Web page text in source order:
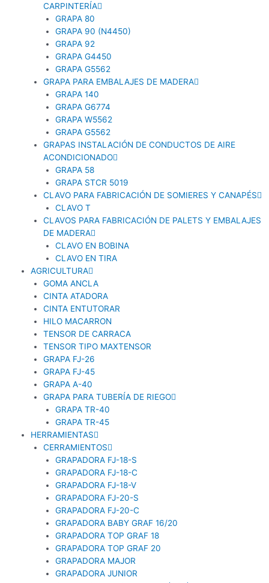
CARPINTERÍA
GRAPA 80
GRAPA 90 (N4450)
GRAPA 92
GRAPA G4450
GRAPA G5562
GRAPA PARA EMBALAJES DE MADERA
GRAPA 140
GRAPA G6774
GRAPA W5562
GRAPA G5562
GRAPAS INSTALACIÓN DE CONDUCTOS DE AIRE
ACONDICIONADO
GRAPA 58
GRAPA STCR 5019
CLAVO PARA FABRICACIÓN DE SOMIERES Y CANAPÉS
CLAVO T
CLAVOS PARA FABRICACIÓN DE PALETS Y EMBALAJES
DE MADERA
CLAVO EN BOBINA
CLAVO EN TIRA
AGRICULTURA
GOMA ANCLA
CINTA ATADORA
CINTA ENTUTORAR
HILO MACARRON
TENSOR DE CARRACA
TENSOR TIPO MAXTENSOR
GRAPA FJ-26
GRAPA FJ-45
GRAPA A-40
GRAPA PARA TUBERÍA DE RIEGO
GRAPA TR-40
GRAPA TR-45
HERRAMIENTAS
CERRAMIENTOS
GRAPADORA FJ-18-S
GRAPADORA FJ-18-C
GRAPADORA FJ-18-V
GRAPADORA FJ-20-S
GRAPADORA FJ-20-C
GRAPADORA BABY GRAF 16/20
GRAPADORA TOP GRAF 18
GRAPADORA TOP GRAF 20
GRAPADORA MAJOR
GRAPADORA JUNIOR